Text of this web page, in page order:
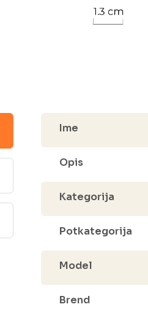
Ime
Opis
Kategorija
Potkategorija
Model
Brend